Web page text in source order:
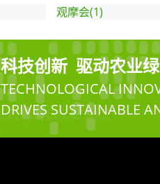
观摩会(1)
科技创新 驱动农业
TECHNOLOGICAL
DRIVES SUSTAINABLE